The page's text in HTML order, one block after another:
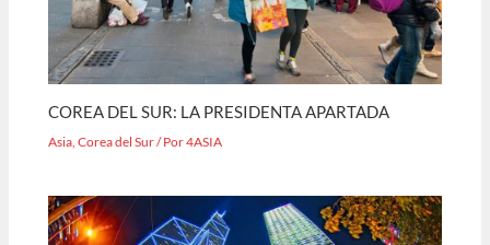
COREA DEL SUR: LA PRESIDENTA APARTADA
Asia,Corea del Sur/ Por4ASIA